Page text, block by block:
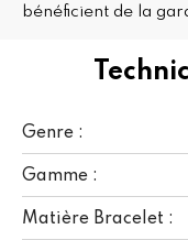
Genre :
Gamme :
Matière Bracelet :
bénéficient de la